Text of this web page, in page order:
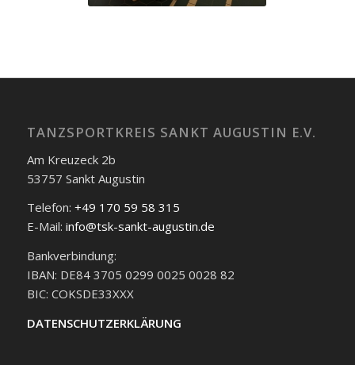
TANZSPORTKREIS SANKT AUGUSTIN E.V.
Am Kreuzeck 2b
53757 Sankt Augustin
Telefon: +49 170 59 58 315
E-Mail: info@tsk-sankt-augustin.de
Bankverbindung:
IBAN: DE84 3705 0299 0025 0028 82
BIC: COKSDE33XXX
DATENSCHUTZERKLÄRUNG